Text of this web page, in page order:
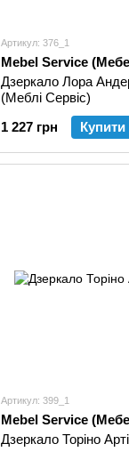
Артикул: 376_1
Mebel Service
Дзеркало Лора
(Меблі Сервіс)
1 227 грн
Купити
Артикул: 399_1
Mebel Service
Дзеркало Торіно